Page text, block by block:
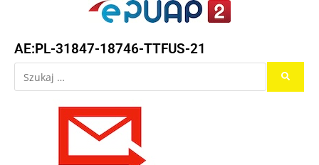
AE:PL-31847-18746-TTFUS-21